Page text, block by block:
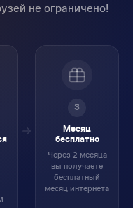
не ограничено!
3
Месяц
бесплатно
Через 2 месяца
вы получаете
бесплатный
месяц интернета